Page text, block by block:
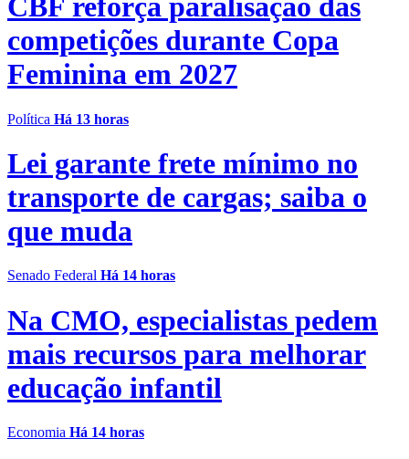
competições durante Copa
Feminina em 2027
Política Há 13 horas
Lei garante frete mínimo no
transporte de cargas; saiba o
que muda
Senado Federal Há 14 horas
Na CMO, especialistas pedem
mais recursos para melhorar
educação infantil
Economia Há 14 horas